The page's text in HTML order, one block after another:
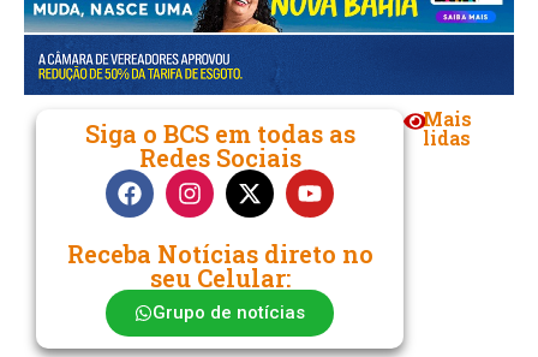
Siga o BCS em todas as
Redes Sociais
Receba Notícias direto no
seu Celular:
Grupo de notícias
Mais
lidas